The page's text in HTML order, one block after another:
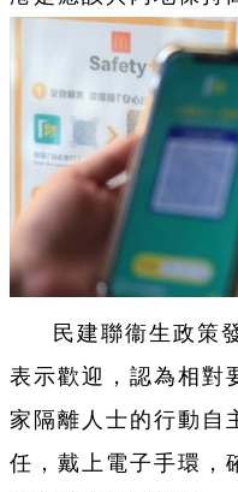
民建聯衞生政策
表示歡迎，認為相對
家隔離人士的行動自
任，戴上電子手環，